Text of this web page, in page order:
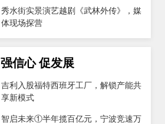
秀水街实景演艺越剧《武林外传》，媒
体现场探营
强信心 促发展
吉利入股福特西班牙工厂，解锁产能共
享新模式
智启未来①半年揽百亿元，宁波竞速万